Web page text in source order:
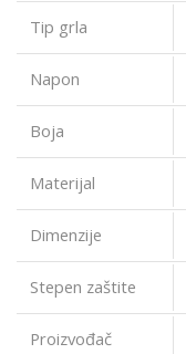
Tip grla
Napon
Boja
Materijal
Dimenzije
Stepen zaštite
Proizvođač